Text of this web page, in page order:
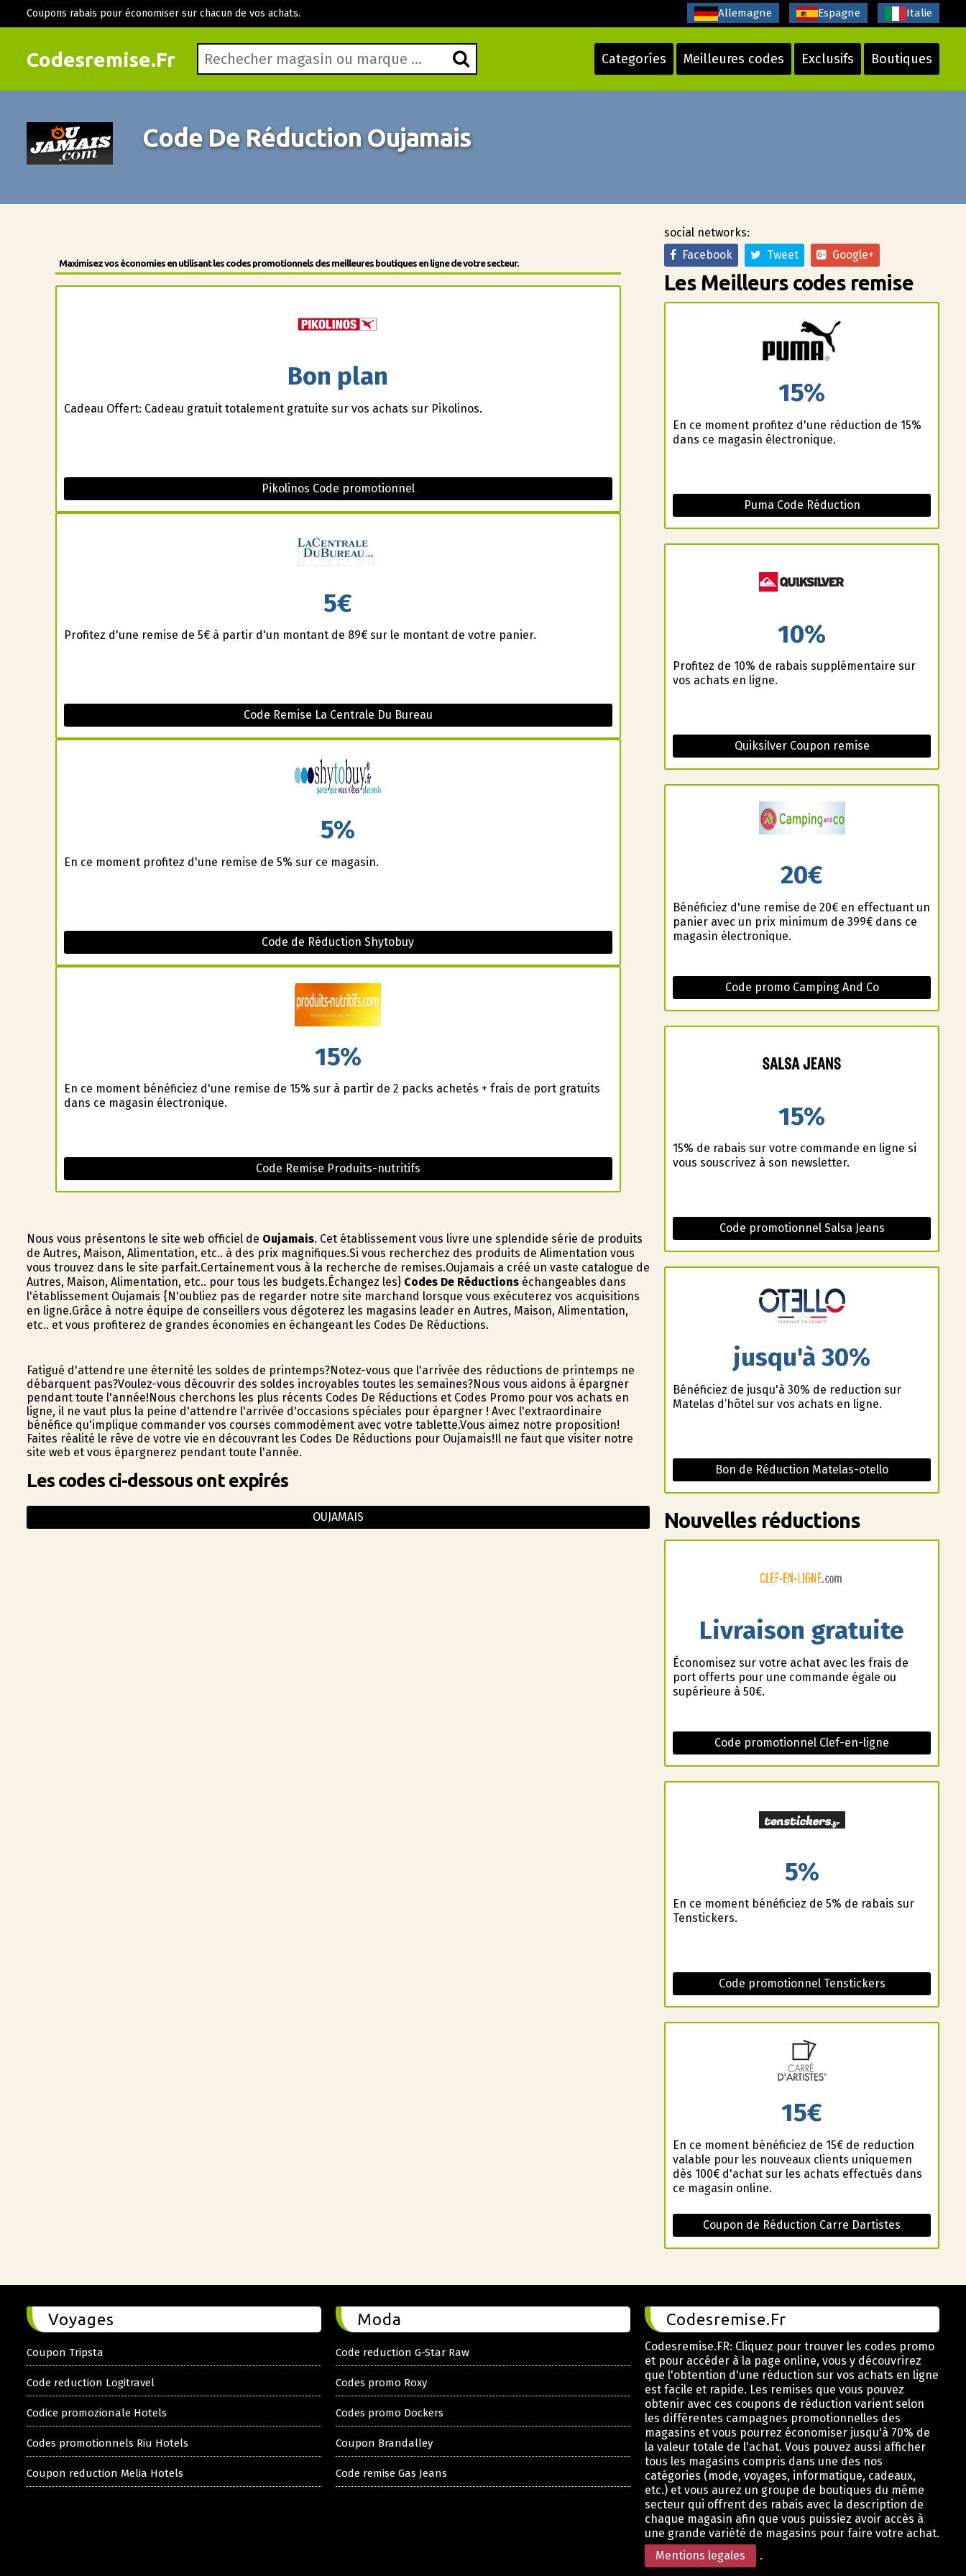
Codesremise.Fr Categoríes Meilleures codes Exclusifs Boutiques
Coupons rabais pour économiser sur chacun de vos achats. Allemagne Espagne Italie
Code De Réduction Oujamais
Maximisez vos économies en utilisant les codes promotionnels des meilleures boutiques en ligne de votre secteur.
Bon plan
Cadeau Offert: Cadeau gratuit totalement gratuite sur vos achats sur Pikolinos.
Pikolinos Code promotionnel
5€
Profitez d'une remise de 5€ à partir d'un montant de 89€ sur le montant de votre panier.
Code Remise La Centrale Du Bureau
5%
En ce moment profitez d'une remise de 5% sur ce magasin.
Code de Réduction Shytobuy
15%
En ce moment bénéficiez d'une remise de 15% sur à partir de 2 packs achetés + frais de port gratuits
dans ce magasin électronique.
Code Remise Produits-nutritifs
Nous vous présentons le site web officiel de Oujamais. Cet établissement vous livre une splendide série de produits
de Autres, Maison, Alimentation, etc.. à des prix magnifiques.Si vous recherchez des produits de Alimentation vous
vous trouvez dans le site parfait.Certainement vous à la recherche de remises.Oujamais a créé un vaste catalogue de
Autres, Maison, Alimentation, etc.. pour tous les budgets.Échangez les} Codes De Réductionséchangeables dans
l'établissement Oujamais {N'oubliez pas de regarder notre site marchand lorsque vous exécuterez vos acquisitions
en ligne.Grâce à notre équipe de conseillers vous dégoterez les magasins leader en Autres, Maison, Alimentation,
etc.. et vous profiterez de grandes économies en échangeant les Codes De Réductions.
Fatigué d'attendre une éternité les soldes de printemps?Notez-vous que l'arrivée des réductions de printemps ne
débarquent pas?Voulez-vous découvrir des soldes incroyables toutes les semaines?Nous vous aidons à épargner
pendant toute l'année!Nous cherchons les plus récents Codes De Réductions et Codes Promo pour vos achats en
ligne, il ne vaut plus la peine d'attendre l'arrivée d'occasions spéciales pour épargner ! Avec l'extraordinaire
bénéfice qu'implique commander vos courses commodément avec votre tablette.Vous aimez notre proposition!
Faites réalité le rêve de votre vie en découvrant les Codes De Réductions pour Oujamais!Il ne faut que visiter notre
site web et vous épargnerez pendant toute l'année.
Les codes ci-dessous ont expirés
OUJAMAIS
social networks:
Facebook
Tweet Google+
Les Meilleurs codes remise
15%
En ce moment profitez d'une réduction de 15%
dans ce magasin électronique.
Puma Code Réduction
10%
Profitez de 10% de rabais supplémentaire sur
vos achats en ligne.
Quiksilver Coupon remise
20€
Bénéficiez d'une remise de 20€ en effectuant un
panier avec un prix minimum de 399€ dans ce
magasin électronique.
Code promo Camping And Co
15%
15% de rabais sur votre commande en ligne si
vous souscrivez à son newsletter.
Code promotionnel Salsa Jeans
jusqu'à 30%
Bénéficiez de jusqu'à 30% de reduction sur
Matelas d’hôtel sur vos achats en ligne.
Bon de Réduction Matelas-otello
Nouvelles réductions
Livraison gratuite
Économisez sur votre achat avec les frais de
port offerts pour une commande égale ou
supérieure à 50€.
Code promotionnel Clef-en-ligne
5%
En ce moment bénéficiez de 5% de rabais sur
Tenstickers.
Code promotionnel Tenstickers
15€
En ce moment bénéficiez de 15€ de reduction
valable pour les nouveaux clients uniquemen
dès 100€ d'achat sur les achats effectués dans
ce magasin online.
Coupon de Réduction Carre Dartistes
Voyages
Coupon Tripsta
Code reduction Logitravel
Codice promozionale Hotels
Codes promotionnels Riu Hotels
Coupon reduction Melia Hotels
Moda
Code reduction G-Star Raw
Codes promo Roxy
Codes promo Dockers
Coupon Brandalley
Code remise Gas Jeans
Codesremise.Fr
Codesremise.FR: Cliquez pour trouver les codes promo
et pour accéder à la page online, vous y découvrirez
que l'obtention d'une réduction sur vos achats en ligne
est facile et rapide. Les remises que vous pouvez
obtenir avec ces coupons de réduction varient selon
les différentes campagnes promotionnelles des
magasins et vous pourrez économiser jusqu'à 70% de
la valeur totale de l'achat. Vous pouvez aussi afficher
tous les magasins compris dans une des nos
catégories (mode, voyages, informatique, cadeaux,
etc.) et vous aurez un groupe de boutiques du même
secteur qui offrent des rabais avec la description de
chaque magasin afin que vous puissiez avoir accès à
une grande variété de magasins pour faire votre achat.
Mentions legales
.